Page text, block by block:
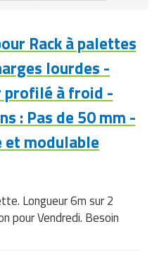
charge entreposée et
ou profil Z
soudée à chaque
pour goupille de sécurité
et efficace de l’espace
des palettes
évolutive : jusqu'à
3000 mm
Rack à palettes
lourdes -
profilé à froid -
: Pas de 50 mm -
et modulable
Longueur 6m sur 2
pour Vendredi. Besoin